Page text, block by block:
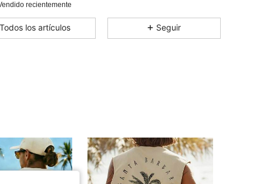
4,51 1.3K 29
4,51 1.3K 29
recientemente
Todos los artículos Seguir